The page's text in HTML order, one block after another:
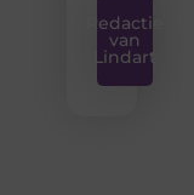
Redactie
van
Lindart